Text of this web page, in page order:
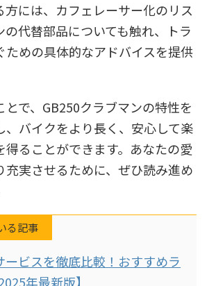
方には、カフェレーサー化のリス
の代替部品についても触れ、トラ
ための具体的なアドバイスを提供
とで、GB250クラブマンの特性を
、バイクをより長く、安心して楽
得ることができます。あなたの愛
充実させるために、ぜひ読み進め
る記事
ービスを徹底比較！おすすめラ
年最新版】